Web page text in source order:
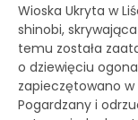
Wioska Ukryta w
shinobi,
temu została
o dziewięciu
zapieczętowano
Pogardzany i